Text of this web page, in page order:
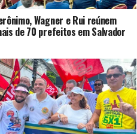
Wagner e Rui reúnem
de 70 prefeitos em Salvador